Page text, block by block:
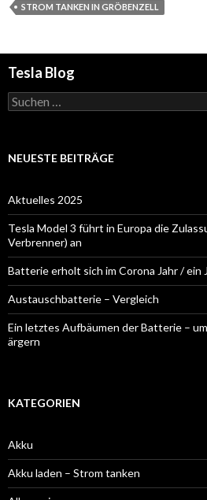
STROM TANKEN IN GRÖBENZELL
Tesla Blog
Suchen
nach:
NEUESTE BEITRÄGE
Aktuelles 2025
Tesla Model 3 führt in Europa die
Verbrenner) an
Batterie erholt sich im Corona Jahr / ein
Austauschbatterie – Vergleich
Ein letztes Aufbäumen der Batterie –
ärgern
KATEGORIEN
Akku
Akku laden – Strom tanken